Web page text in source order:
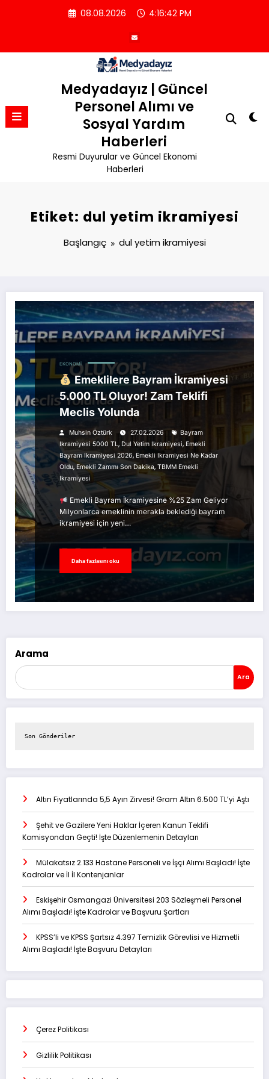
08.08.2026 4:16:43 PM
Medyadayız | Güncel
Personel Alımı ve
Sosyal Yardım
Haberleri
Resmi Duyurular ve Güncel Ekonomi
Haberleri
Etiket: dul yetim ikramiyesi
Başlangıç dul yetim ikramiyesi
EKONOMI
Emeklilere Bayram İkramiyesi
5.000 TL Oluyor! Zam Teklifi
Meclis Yolunda
Muhsin Öztürk 27.02.2026
Bayram
Ikramiyesi 5000 TL, Dul Yetim Ikramiyesi, Emekli
Bayram Ikramiyesi 2026, Emekli Ikramiyesi Ne Kadar
Oldu, Emekli Zammı Son Dakika, TBMM Emekli
Ikramiyesi
Emekli Bayram İkramiyesine %25 Zam Geliyor
Milyonlarca emeklinin merakla beklediği bayram
ikramiyesi için yeni…
Daha fazlasını oku
Arama
Ara
Son Gönderiler
Altın Fiyatlarında 5,5 Ayın Zirvesi! Gram Altın 6.500 TL’yi Aştı
Şehit ve Gazilere Yeni Haklar İçeren Kanun Teklifi
Komisyondan Geçti! İşte Düzenlemenin Detayları
Mülakatsız 2.133 Hastane Personeli ve İşçi Alımı Başladı! İşte
Kadrolar ve İl İl Kontenjanlar
Eskişehir Osmangazi Üniversitesi 203 Sözleşmeli Personel
Alımı Başladı! İşte Kadrolar ve Başvuru Şartları
KPSS’li ve KPSS Şartsız 4.397 Temizlik Görevlisi ve Hizmetli
Alımı Başladı! İşte Başvuru Detayları
Çerez Politikası
Gizlilik Politikası